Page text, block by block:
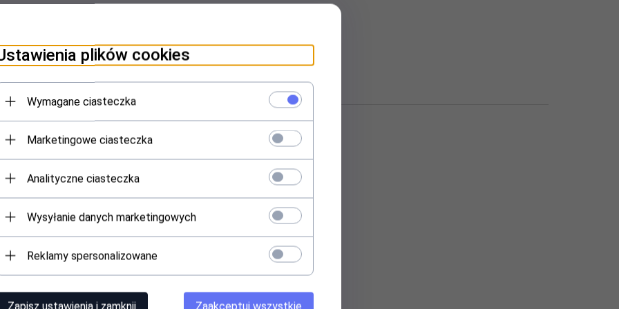
KLIENTÓW
plików cookies
Wymagane ciasteczka
Marketingowe ciasteczka
Analityczne ciasteczka
Wysyłanie danych marketingowych
Reklamy spersonalizowane
Zapisz ustawienia i zamknij Zaakceptuj wszystkie